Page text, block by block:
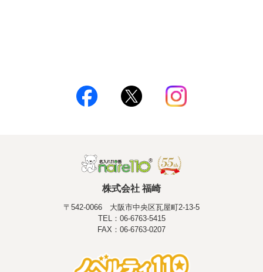
株式会社 福崎
〒542-0066 大阪市中央区瓦屋町2-13-5
TEL：06-6763-5415
FAX：06-6763-0207